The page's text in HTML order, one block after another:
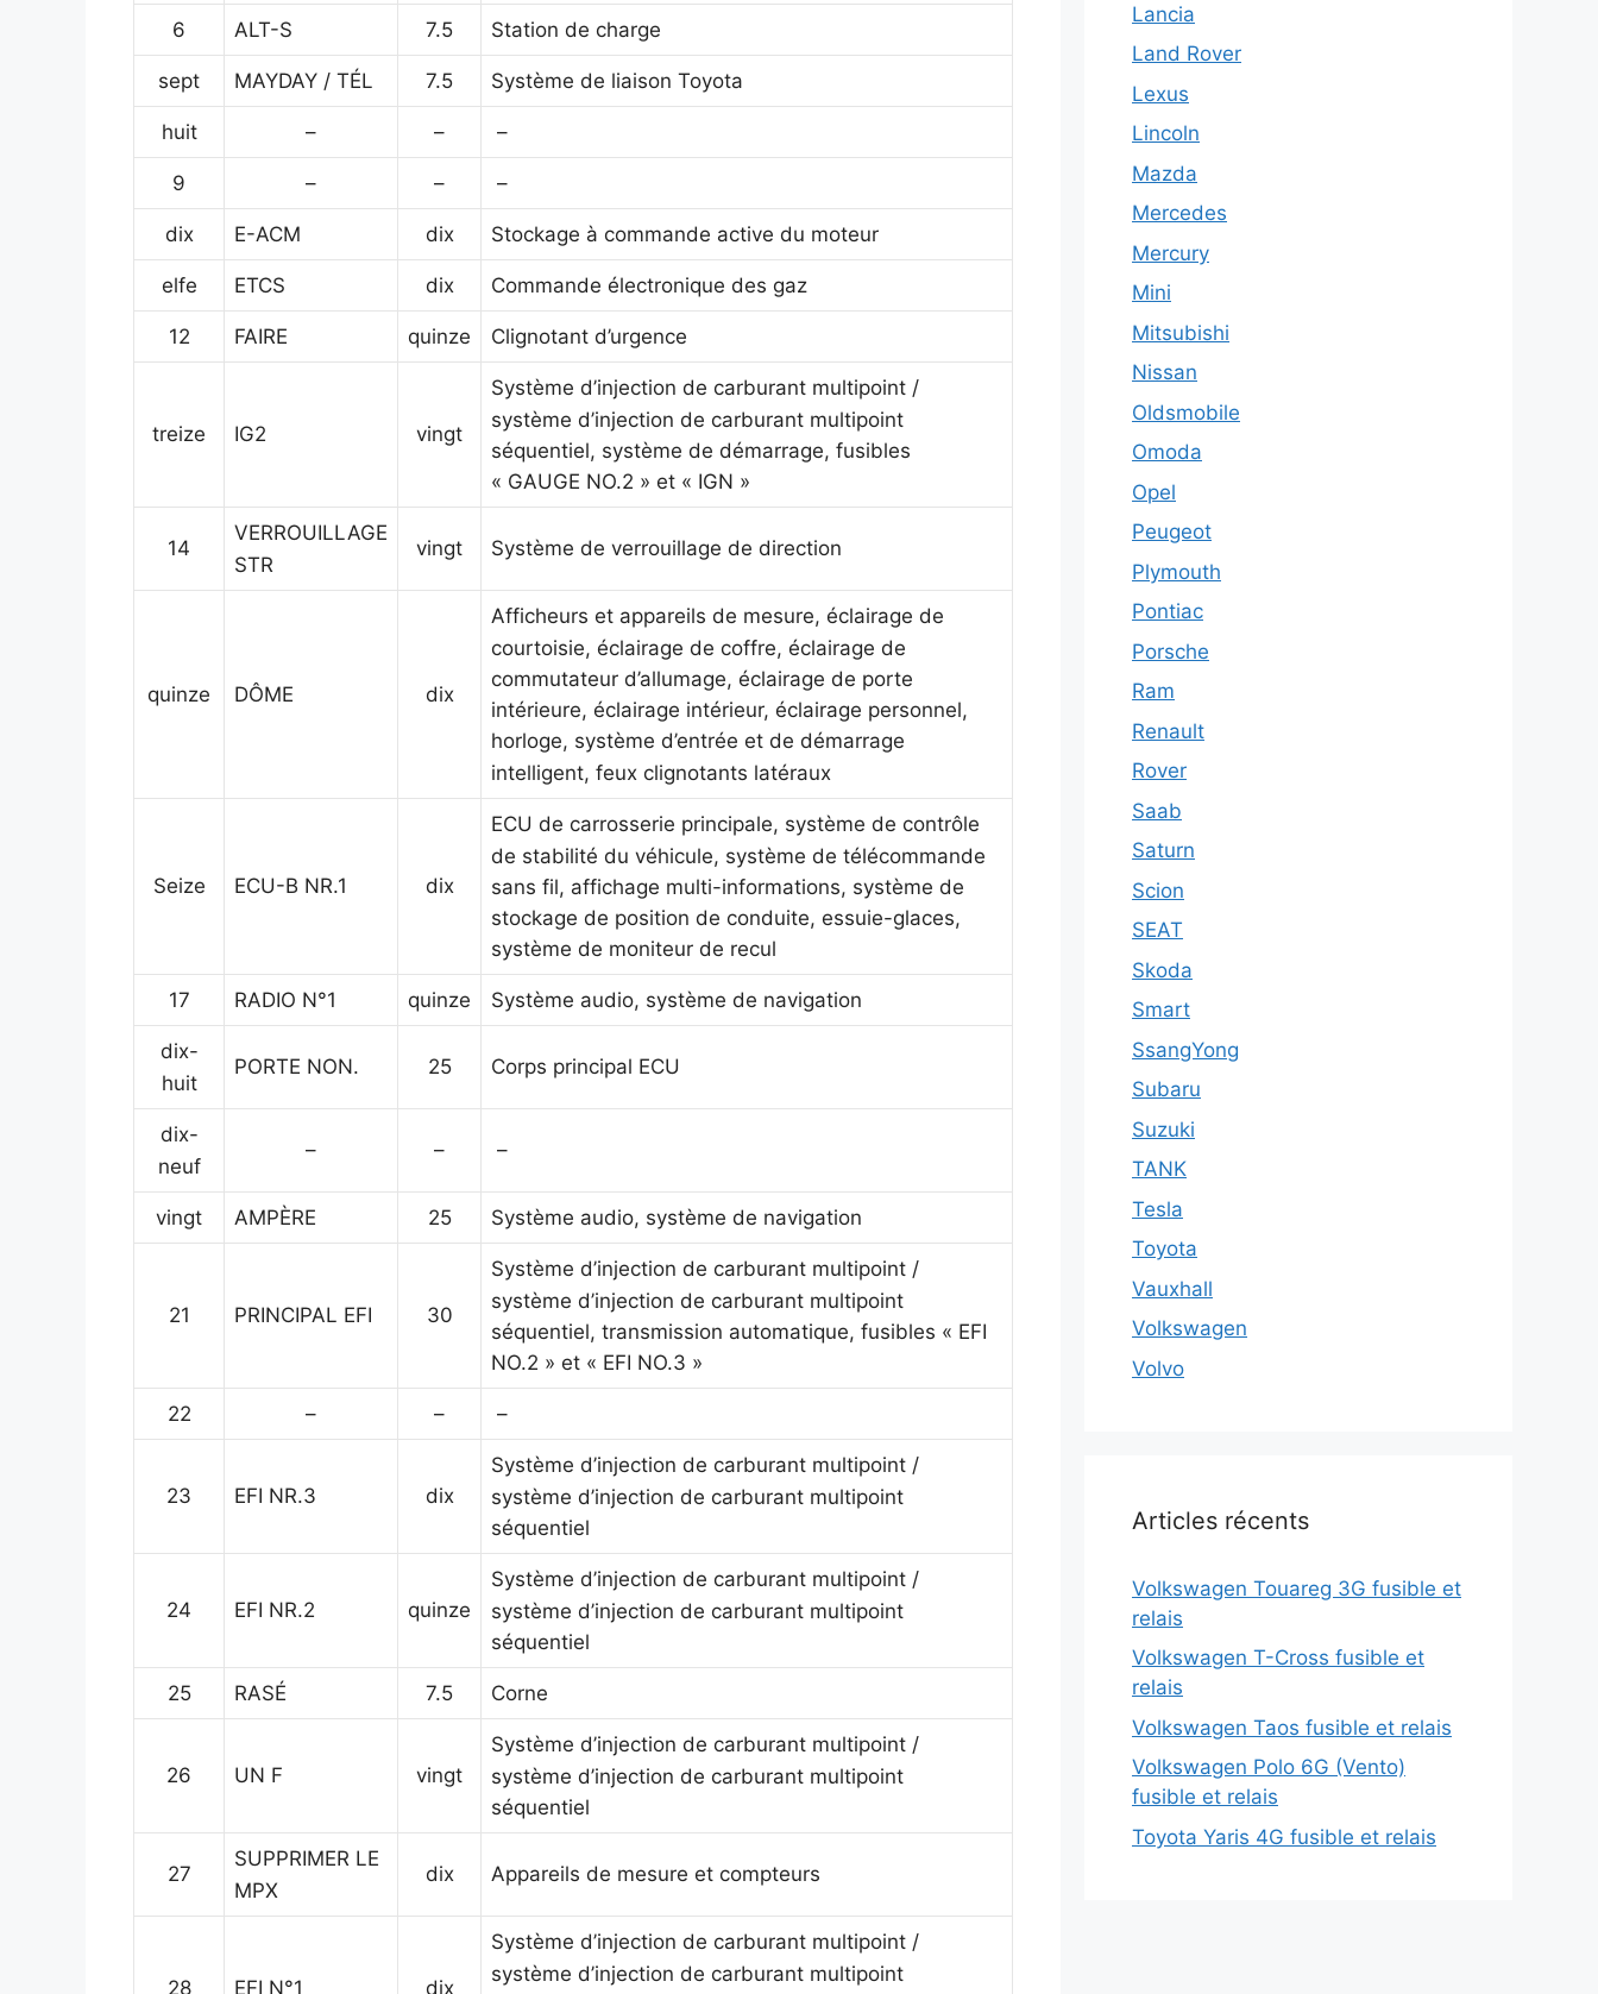
6 ALT-S 7.5 Station de charge
sept MAYDAY / TÉL 7.5 Système de liaison Toyota
huit – – –
9 – – –
dix E-ACM dix Stockage à commande active du moteur
elfe ETCS dix Commande électronique des gaz
12 FAIRE quinze Clignotant d’urgence
treize IG2 vingt
Système d’injection de carburant multipoint /
système d’injection de carburant multipoint
séquentiel, système de démarrage, fusibles
« GAUGE NO.2 » et « IGN »
14
VERROUILLAGE
STR
vingt Système de verrouillage de direction
quinze DÔME dix
Afficheurs et appareils de mesure, éclairage de
courtoisie, éclairage de coffre, éclairage de
commutateur d’allumage, éclairage de porte
intérieure, éclairage intérieur, éclairage personnel,
horloge, système d’entrée et de démarrage
intelligent, feux clignotants latéraux
Seize ECU-B NR.1 dix
ECU de carrosserie principale, système de contrôle
de stabilité du véhicule, système de télécommande
sans fil, affichage multi-informations, système de
stockage de position de conduite, essuie-glaces,
système de moniteur de recul
17 RADIO N°1 quinze Système audio, système de navigation
dix-
huit
PORTE NON. 25 Corps principal ECU
dix-
neuf
– – –
vingt AMPÈRE 25 Système audio, système de navigation
21 PRINCIPAL EFI 30
Système d’injection de carburant multipoint /
système d’injection de carburant multipoint
séquentiel, transmission automatique, fusibles « EFI
NO.2 » et « EFI NO.3 »
22 – – –
23 EFI NR.3 dix
Système d’injection de carburant multipoint /
système d’injection de carburant multipoint
séquentiel
24 EFI NR.2 quinze
Système d’injection de carburant multipoint /
système d’injection de carburant multipoint
séquentiel
25 RASÉ 7.5 Corne
26 UN F vingt
Système d’injection de carburant multipoint /
système d’injection de carburant multipoint
séquentiel
27
SUPPRIMER LE
MPX
dix Appareils de mesure et compteurs
28 EFI N°1 dix
Système d’injection de carburant multipoint /
système d’injection de carburant multipoint
Lancia
Land Rover
Lexus
Lincoln
Mazda
Mercedes
Mercury
Mini
Mitsubishi
Nissan
Oldsmobile
Omoda
Opel
Peugeot
Plymouth
Pontiac
Porsche
Ram
Renault
Rover
Saab
Saturn
Scion
SEAT
Skoda
Smart
SsangYong
Subaru
Suzuki
TANK
Tesla
Toyota
Vauxhall
Volkswagen
Volvo
Articles récents
Volkswagen Touareg 3G fusible et
relais
Volkswagen T-Cross fusible et
relais
Volkswagen Taos fusible et relais
Volkswagen Polo 6G (Vento)
fusible et relais
Toyota Yaris 4G fusible et relais